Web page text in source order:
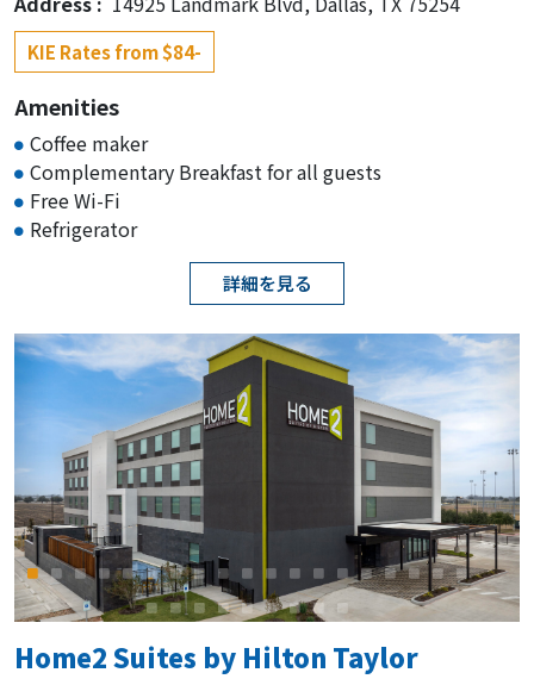
KIE Rates from $84-
Amenities
Coffee maker
Complementary Breakfast for all guests
Free Wi-Fi
Refrigerator
詳細を見る
Home2 Suites by Hilton Taylor